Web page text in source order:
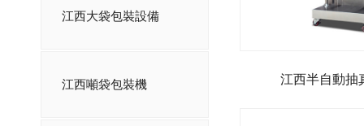
江西大袋包裝設備
江西噸袋包裝機 江西半自動抽